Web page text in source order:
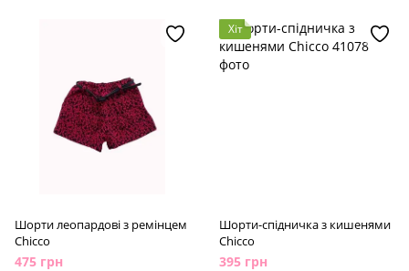
Шорти леопардові з ремінцем
Chicco
475 грн
Хіт
Шорти-спідничка з кишенями
Chicco
395 грн